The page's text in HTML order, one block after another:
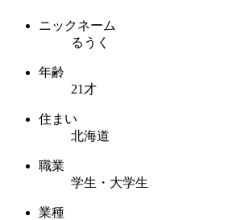
ニックネーム
るうく
年齢
21才
住まい
北海道
職業
学生・大学生
業種